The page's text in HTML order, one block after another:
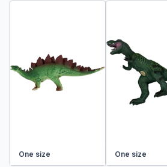
One size One size